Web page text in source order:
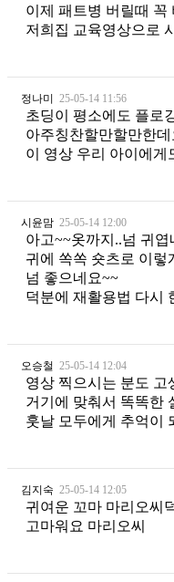
이제 패트병 버릴때 꼭
저희집 교육영상으로
정나미 25-05-14 11:56
초딩이 평소에도 플로
아주칭찬할만할만한데
이 영상 우리 아이에
시윤맘 25-05-14 12:00
아고~~옷까지..넘 귀엽
귀에 쏙쏙 숏츠로 이렇
넘 좋으네요~~
덕분에 재활용법 다시
오승철 25-05-14 12:04
영상 찍으시는 분도 고
거기에 맞춰서 똑똑한
훗날 모두에게 추억이
김지숙 25-05-14 12:05
귀여운 꼬마 마리오씨
고마워요 마리오씨